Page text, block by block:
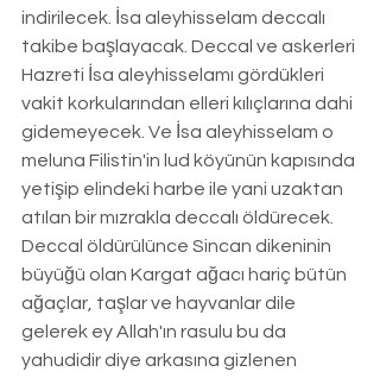
indirilecek. İsa aleyhisselam deccalı
takibe başlayacak. Deccal ve askerleri
Hazreti İsa aleyhisselamı gördükleri
vakit korkularından elleri kılıçlarına dahi
gidemeyecek. Ve İsa aleyhisselam o
meluna Filistin'in lud köyünün kapısında
yetişip elindeki harbe ile yani uzaktan
atılan bir mızrakla deccalı öldürecek.
Deccal öldürülünce Sincan dikeninin
büyüğü olan Kargat ağacı hariç bütün
ağaçlar, taşlar ve hayvanlar dile
gelerek ey Allah'ın rasulu bu da
yahudidir diye arkasına gizlenen